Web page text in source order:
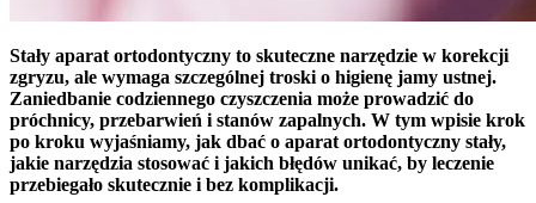
Stały aparat ortodontyczny to skuteczne narzędzie w korekcji
zgryzu, ale wymaga szczególnej troski o higienę jamy ustnej.
Zaniedbanie codziennego czyszczenia może prowadzić do
próchnicy, przebarwień i stanów zapalnych. W tym wpisie krok
po kroku wyjaśniamy, jak dbać o aparat ortodontyczny stały,
jakie narzędzia stosować i jakich błędów unikać, by leczenie
przebiegało skutecznie i bez komplikacji.